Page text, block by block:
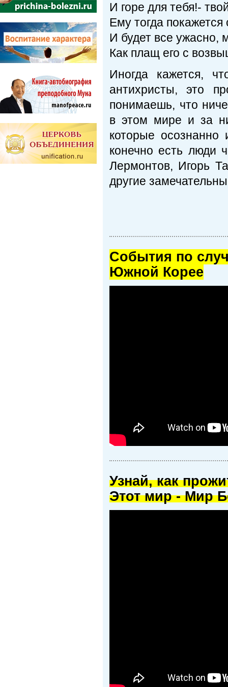
И горе для тебя!-
Ему тогда
И будет все ужасно,
Как плащ его с
Иногда кажется,
антихристы, это
понимаешь, что
в этом мире и за
которые
конечно есть люди
Лермонтов, Игорь
другие
Cобытия по
Южной Корее
Узнай, как
Этот мир - Мир